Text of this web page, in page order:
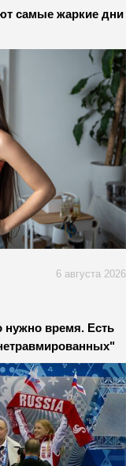
самые жаркие дни
6 августа 2026
время. Есть